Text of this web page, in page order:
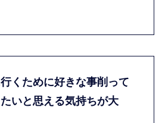
くために好きな事削って
いと思える気持ちが大